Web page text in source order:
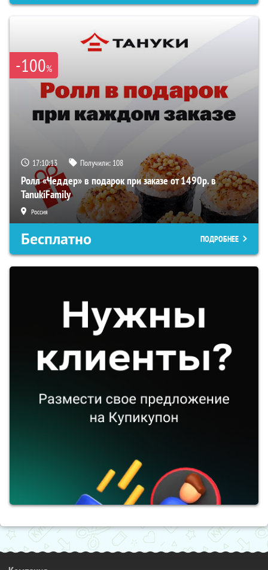
-100%
17:10:13 Получили: 108
Ролл «Чеддер» в подарок при заказе от 1490р. в
TanukiFamily
Россия
Бесплатно ПОДРОБНЕЕ